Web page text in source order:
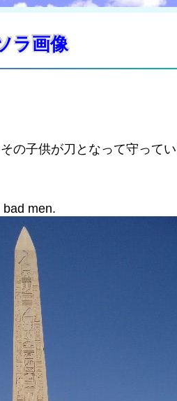
ラ画像
の子供が刀となって守ってい
men.